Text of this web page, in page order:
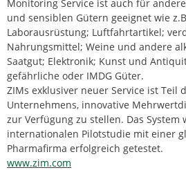
Monitoring Service ist auch für
und sensiblen Gütern geeignet wie
Laborausrüstung; Luftfahrtartikel;
Nahrungsmittel; Weine und andere
Saatgut; Elektronik; Kunst und
gefährliche oder IMDG Güter.
ZIMs exklusiver neuer Service ist Teil
Unternehmens, innovative
zur Verfügung zu stellen. Das System
internationalen Pilotstudie mit einer
Pharmafirma erfolgreich getestet.
www.zim.com